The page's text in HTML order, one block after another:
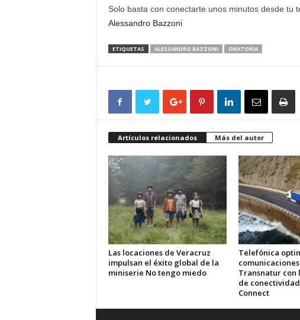
Solo basta con conectarte unos minutos desde tu
Alessandro Bazzoni
ETIQUETAS ALESSANDRO BAZZONI ORATORIA
Artículos relacionados Más del autor
Las locaciones de Veracruz
impulsan el éxito global de la
miniserie No tengo miedo
Telefónica
Transnatur con
de
Connect